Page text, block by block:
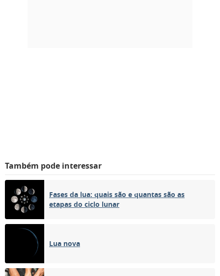
Também pode interessar
Fases da lua: quais são e quantas são as
etapas do ciclo lunar
Lua nova